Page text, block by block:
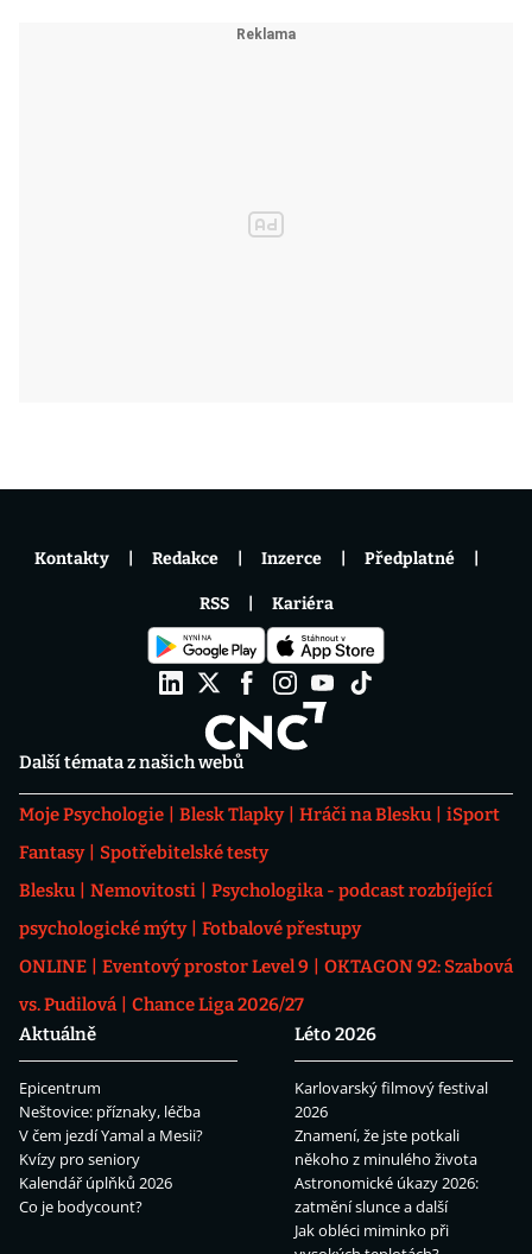
Další témata z našich webů
Moje Psychologie Blesk Tlapky Hráči na Blesku
iSport
Fantasy
Spotřebitelské testy
Blesku
Nemovitosti
Psychologika - podcast rozbíjející
psychologické mýty
Fotbalové přestupy
ONLINE
Eventový prostor Level 9
OKTAGON 92: Szabová
vs. Pudilová
Chance Liga 2026/27
Aktuálně
Epicentrum
Neštovice: příznaky, léčba
V čem jezdí Yamal a Mesii?
Kvízy pro seniory
Kalendář úplňků 2026
Co je bodycount?
Léto 2026
Karlovarský filmový festival
2026
Znamení, že jste potkali
někoho z minulého života
Astronomické úkazy 2026:
zatmění slunce a další
Jak obléci miminko při
Kontakty Redakce Inzerce Předplatné
RSS Kariéra